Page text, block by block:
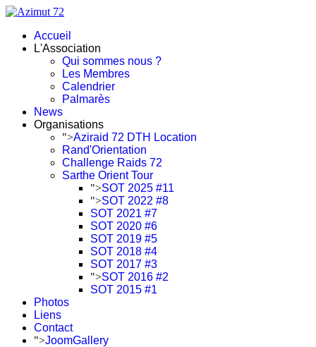
Accueil
L'Association
Qui sommes nous ?
Les Membres
Calendrier
Palmarès
News
Organisations
">Aziraid 72 DTH Location
Rand'Orientation
Challenge Raids 72
Sarthe Orient Tour
">SOT 2025 #11
">SOT 2022 #8
SOT 2021 #7
SOT 2020 #6
SOT 2019 #5
SOT 2018 #4
SOT 2017 #3
">SOT 2016 #2
SOT 2015 #1
Photos
Liens
Contact
">JoomGallery